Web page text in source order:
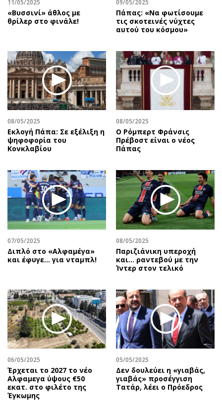
11/05/2025
«Βυσσινί» άθλος με
θρίλερ στο φινάλε!
09/05/2025
Πάπας: «Να φωτίσουμε
τις σκοτεινές νύχτες
αυτού του κόσμου»
08/05/2025
Εκλογή Πάπα: Σε εξέλιξη η
ψηφοφορία του
Κονκλαβίου
08/05/2025
Ο Ρόμπερτ Φράνσις
Πρέβοστ είναι ο νέος
Πάπας
07/05/2025
Διπλό στο «Αλφαμέγα»
και έφυγε… για νταμπλ!
08/05/2025
Παριζιάνικη υπεροχή
και... ραντεβού με την
Ίντερ στον τελικό
06/05/2025
Έρχεται το 2027 το νέο
Aλφαμεγα ύψους €50
εκατ. στο φιλέτο της
Έγκωμης
05/05/2025
Δεν δουλεύει η «γιαβάς,
γιαβάς» προσέγγιση
Τατάρ, λέει ο Πρόεδρος